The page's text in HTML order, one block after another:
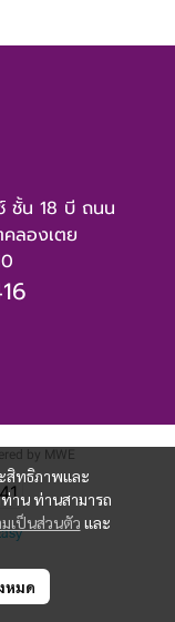
สิทธิภาพและ
าน ท่านสามารถ
เป็นส่วนตัว และ
หมด
ชั้น 18 บี ถนน
ลองเตย
by MWE